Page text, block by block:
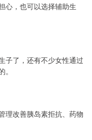
心，也可以选择辅助生
子了，还有不少女性通过
理改善胰岛素拒抗、药物